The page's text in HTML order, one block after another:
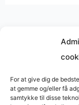
For at give dig de
at gemme og/eller få
samtykke til disse